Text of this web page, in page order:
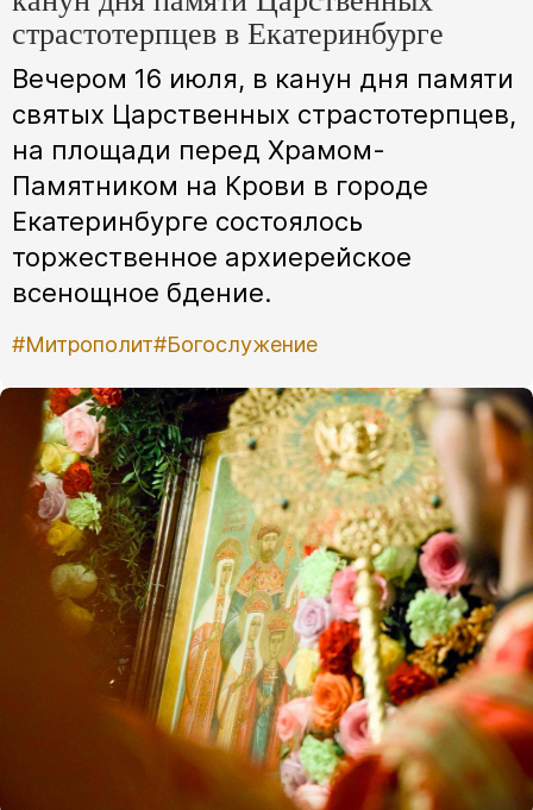
страстотерпцев в Екатеринбурге
Вечером 16 июля, в канун дня памяти
святых Царственных страстотерпцев,
на площади перед Храмом-
Памятником на Крови в городе
Екатеринбурге состоялось
торжественное архиерейское
всенощное бдение.
#Митрополит#Богослужение